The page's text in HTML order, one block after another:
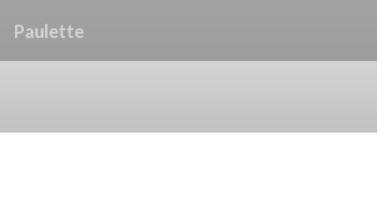
Paulette